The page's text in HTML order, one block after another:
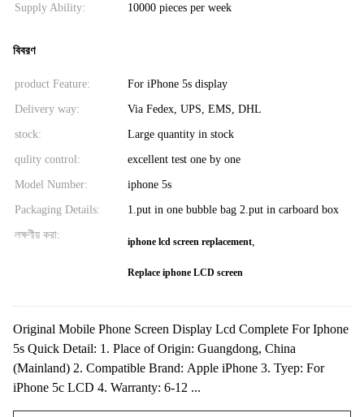
Supply Ability: 10000 pieces per week
বিবরণ
product Feature: For iPhone 5s display
Delivery way: Via Fedex, UPS, EMS, DHL
stock: Large quantity in stock
qulity control: excellent test one by one
Model Number: iphone 5s
Packaging Details: 1.put in one bubble bag 2.put in carboard box
লক্ষণীয় করা:
iphone lcd screen replacement,
Replace iphone LCD screen
Original Mobile Phone Screen Display Lcd Complete For Iphone
5s Quick Detail: 1. Place of Origin: Guangdong, China
(Mainland) 2. Compatible Brand: Apple iPhone 3. Tyep: For
iPhone 5c LCD 4. Warranty: 6-12 ...